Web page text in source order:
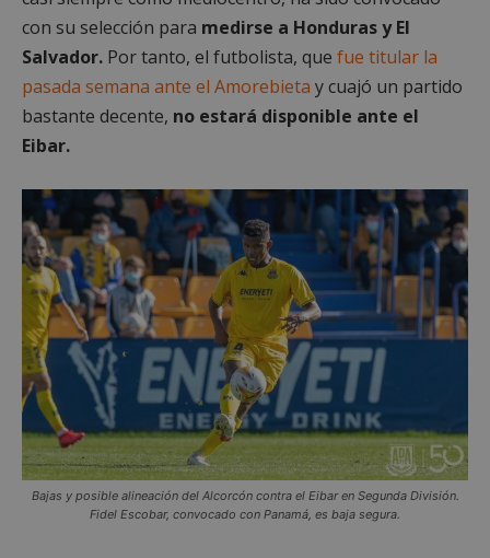
con su selección para medirse a Honduras y El
Salvador. Por tanto, el futbolista, que fue titular la
pasada semana ante el Amorebieta y cuajó un partido
bastante decente, no estará disponible ante el
Eibar.
Bajas y posible alineación del Alcorcón contra el Eibar en Segunda División.
Fidel Escobar, convocado con Panamá, es baja segura.